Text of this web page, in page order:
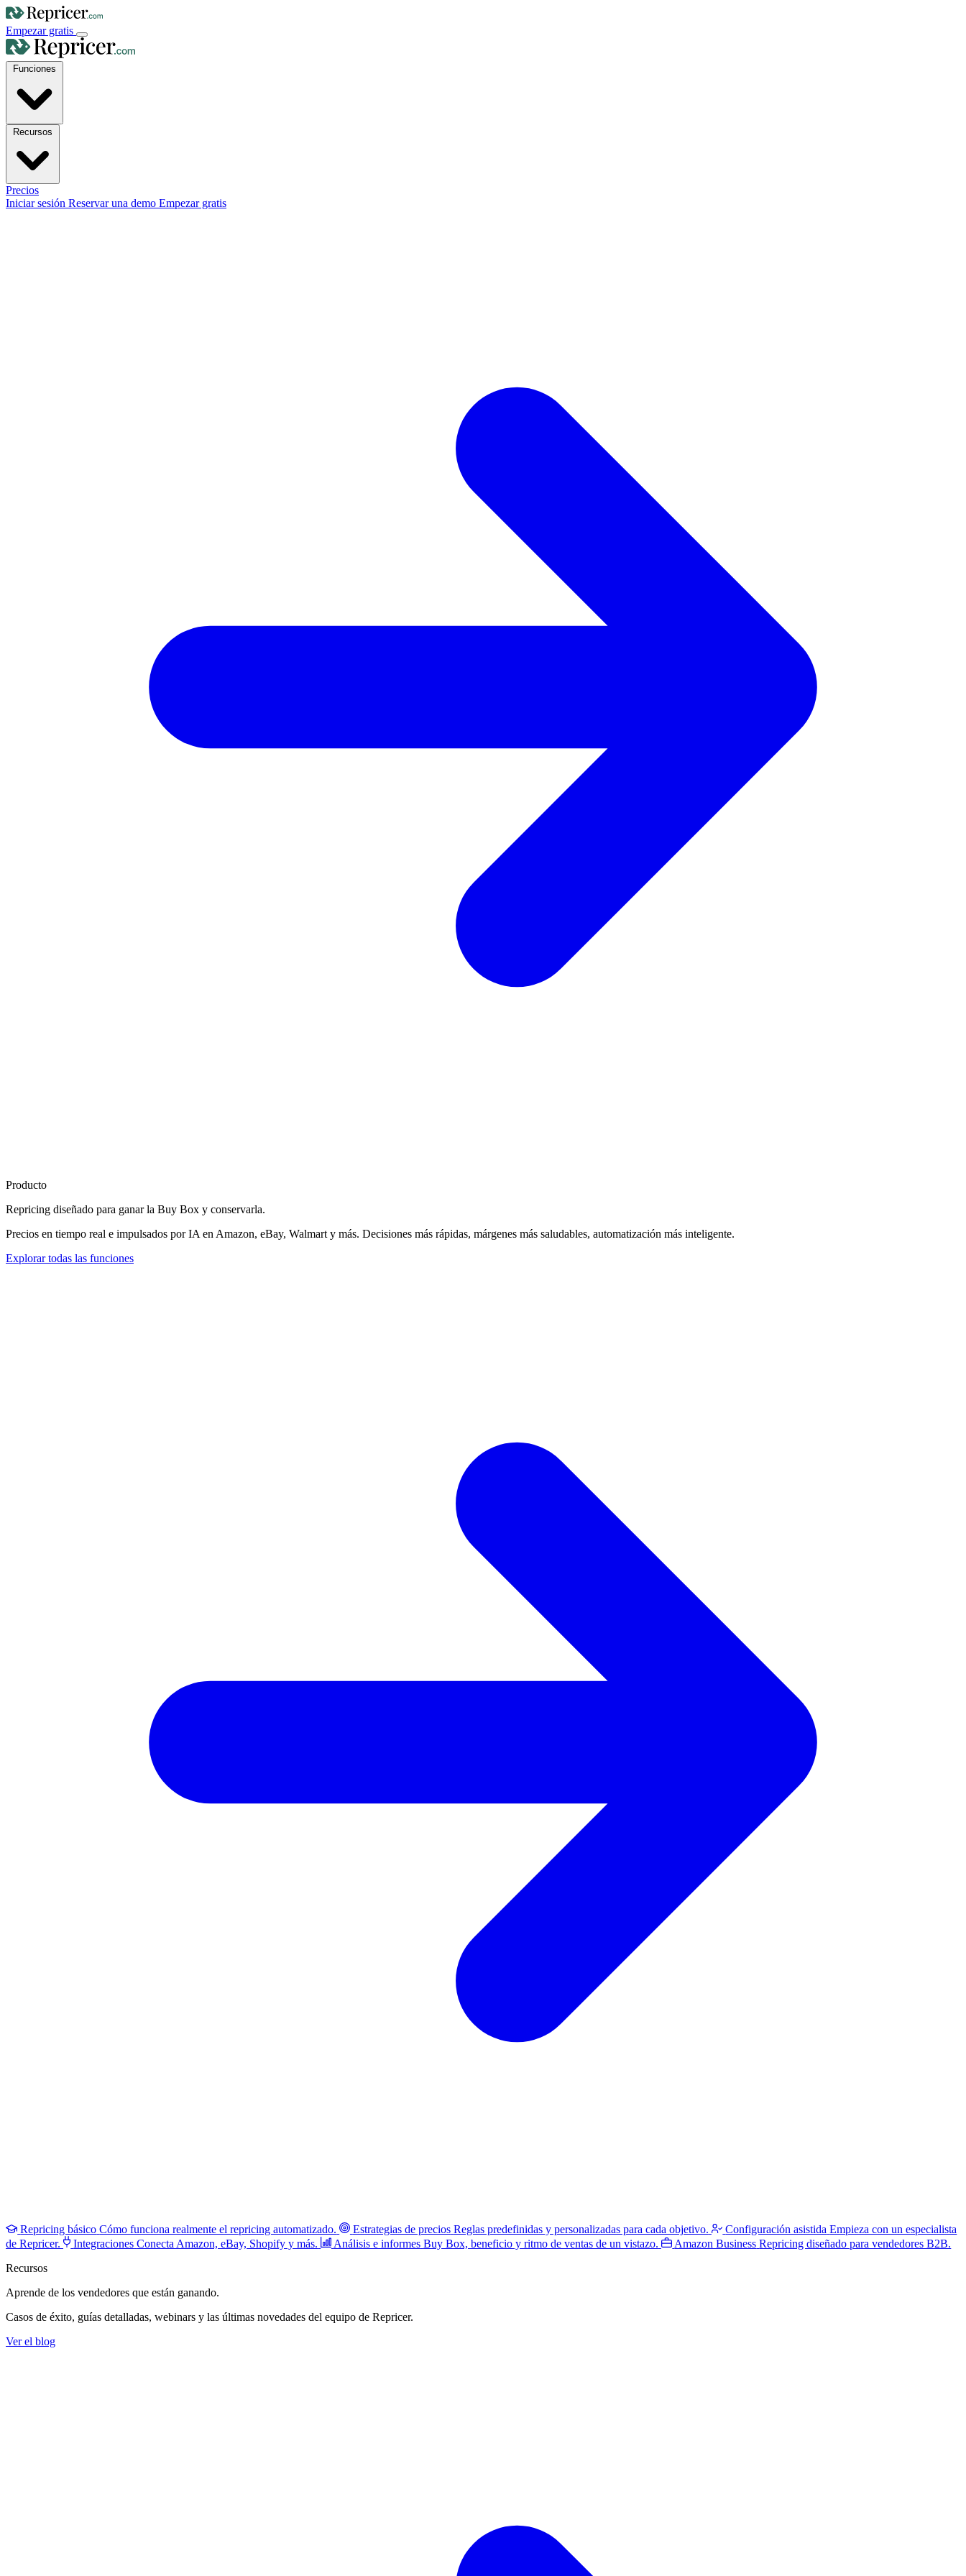
Empezar gratis
Precios
Iniciar sesión Reservar una demo Empezar gratis
Producto
Repricing diseñado para ganar la Buy Box y conservarla.
Precios en tiempo real e impulsados por IA en Amazon, eBay, Walmart y más. Decisiones más rápidas, márgenes más saludables, automatización más inteligente.
Explorar todas las funciones
Repricing básico Cómo funciona realmente el repricing automatizado. Estrategias de precios Reglas predefinidas y personalizadas para cada objetivo. Configuración asistida Empieza con un especialista
de Repricer.
Integraciones Conecta Amazon, eBay, Shopify y más. Análisis e informes Buy Box, beneficio y ritmo de ventas de un vistazo. Amazon Business Repricing diseñado para vendedores B2B.
Recursos
Aprende de los vendedores que están ganando.
Casos de éxito, guías detalladas, webinars y las últimas novedades del equipo de Repricer.
Ver el blog